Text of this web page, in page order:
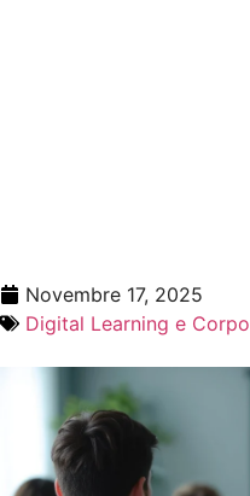
Novembre 17, 2025
Digital Learning e